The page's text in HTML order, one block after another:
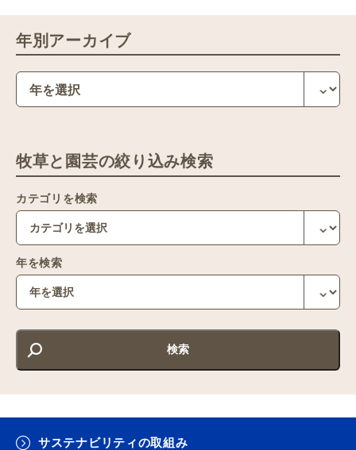
年別アーカイブ
牧草と園芸の絞り込み検索
カテゴリを検索
年を検索
サステナビリティの取組み